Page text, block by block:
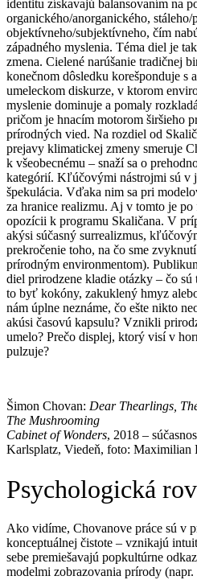
identitu získavajú balansovaním na
organického/anorganického, stáleho/
objektívneho/subjektívneho, čím
západného myslenia. Téma diel je
zmena. Cielené narúšanie tradičnej
konečnom dôsledku korešponduje s
umeleckom diskurze, v ktorom
myslenie dominuje a pomaly
pričom je hnacím motorom širšieho
prírodných vied. Na rozdiel od
prejavy klimatickej zmeny smeruje
k všeobecnému – snaží sa o
kategórií. Kľúčovými nástrojmi sú v
špekulácia. Vďaka nim sa pri
za hranice realizmu. Aj v tomto je
opozícii k programu Skaličana. V
akýsi súčasný surrealizmus,
prekročenie toho, na čo sme
prírodným environmentom).
diel prirodzene kladie otázky – čo
to byť kokóny, zakuklený hmyz
nám úplne neznáme, čo ešte nikto
akúsi časovú kapsulu? Vznikli
umelo? Prečo displej, ktorý visí v
pulzuje?
Šimon Chovan: Dear Thearlings,
The Mushrooming
Cabinet of Wonders, 2018 –
Karlsplatz, Viedeň, foto: Maximilian
Psychologická
Ako vidíme, Chovanove práce sú v
konceptuálnej čistote – vznikajú
sebe premiešavajú popkultúrne
modelmi zobrazovania prírody